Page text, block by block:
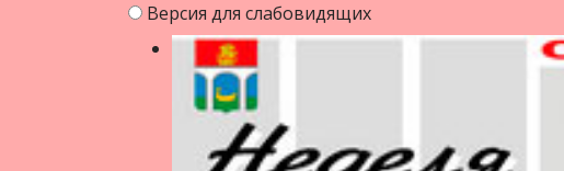
Версия для слабовидящих